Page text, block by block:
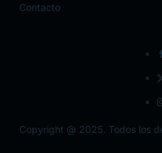
Contacto
Copyright @ 2025. Todos los